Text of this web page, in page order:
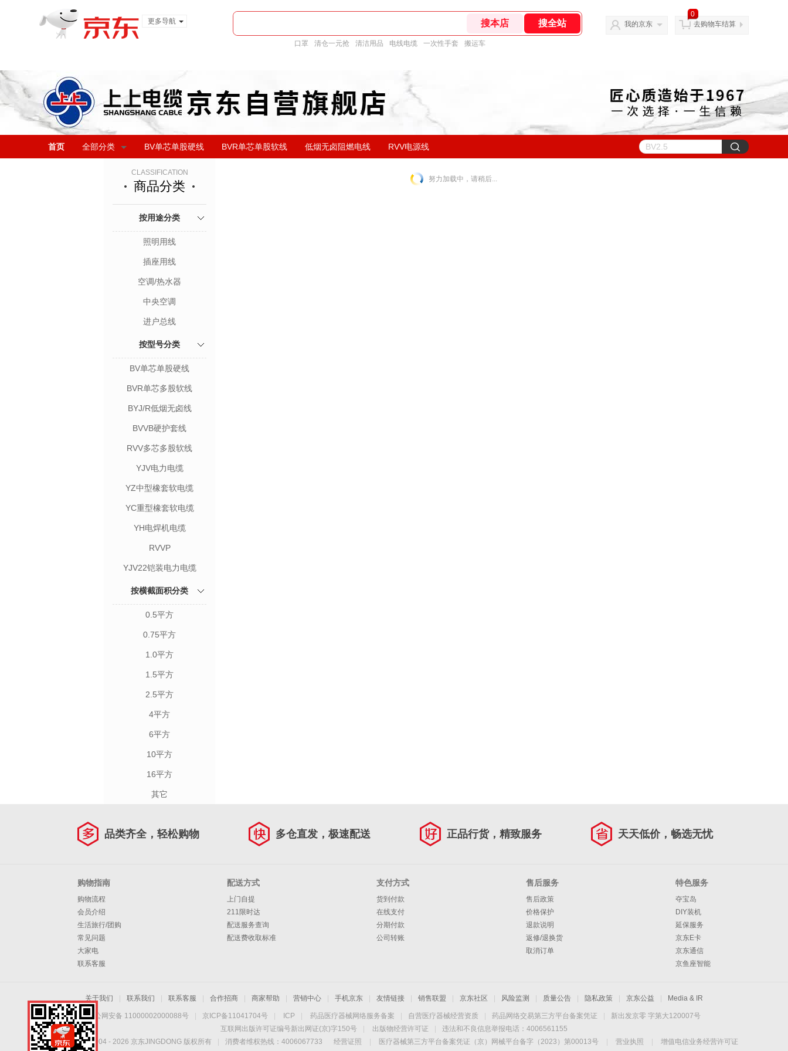
更多导航
口罩 清仓一元抢 清洁用品 电线电缆 一次性手套 搬运车
我的京东
0
去购物车结算
首页 全部分类 BV单芯单股硬线 BVR单芯单股软线 低烟无卤阻燃电线 RVV电源线
CLASSIFICATION
商品分类
按用途分类
照明用线
插座用线
空调/热水器
中央空调
进户总线
按型号分类
BV单芯单股硬线
BVR单芯多股软线
BYJ/R低烟无卤线
BVVB硬护套线
RVV多芯多股软线
YJV电力电缆
YZ中型橡套软电缆
YC重型橡套软电缆
YH电焊机电缆
RVVP
YJV22铠装电力电缆
按横截面积分类
0.5平方
0.75平方
1.0平方
1.5平方
2.5平方
4平方
6平方
10平方
16平方
其它
努力加载中，请稍后...
品类齐全，轻松购物 多仓直发，极速配送 正品行货，精致服务 天天低价，畅选无忧
购物指南
购物流程
会员介绍
生活旅行/团购
常见问题
大家电
联系客服
配送方式
上门自提
211限时达
配送服务查询
配送费收取标准
支付方式
货到付款
在线支付
分期付款
公司转账
售后服务
售后政策
价格保护
退款说明
返修/退换货
取消订单
特色服务
夺宝岛
DIY装机
延保服务
京东E卡
京东通信
京鱼座智能
关于我们 联系我们 联系客服 合作招商 商家帮助 营销中心 手机京东 友情链接 销售联盟 京东社区 风险监测 质量公告 隐私政策 京东公益 Media & IR
京公网安备 11000002000088号 京ICP备11041704号 ICP 药品医疗器械网络服务备案 自营医疗器械经营资质 药品网络交易第三方平台备案凭证
新出发京零 字第大120007号
互联网出版许可证编号新出网证(京)字150号
出版物经营许可证
违法和不良信息举报电话：4006561155
Copyright © 2004 - 2026 京东JINGDONG 版权所有 消费者维权热线：4006067733 经营证照 医疗器械第三方平台备案凭证（京）网械平台备字（2023）第00013号 营业执照
增值电信业务经营许可证